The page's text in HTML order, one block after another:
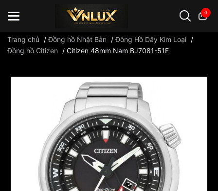
0
Trang chủ /Đồng hồ Nhật Bản /Đông Hồ Dây Kim Loại /
Đồng hồ Citizen
/ Citizen 48mm Nam BJ7081-51E